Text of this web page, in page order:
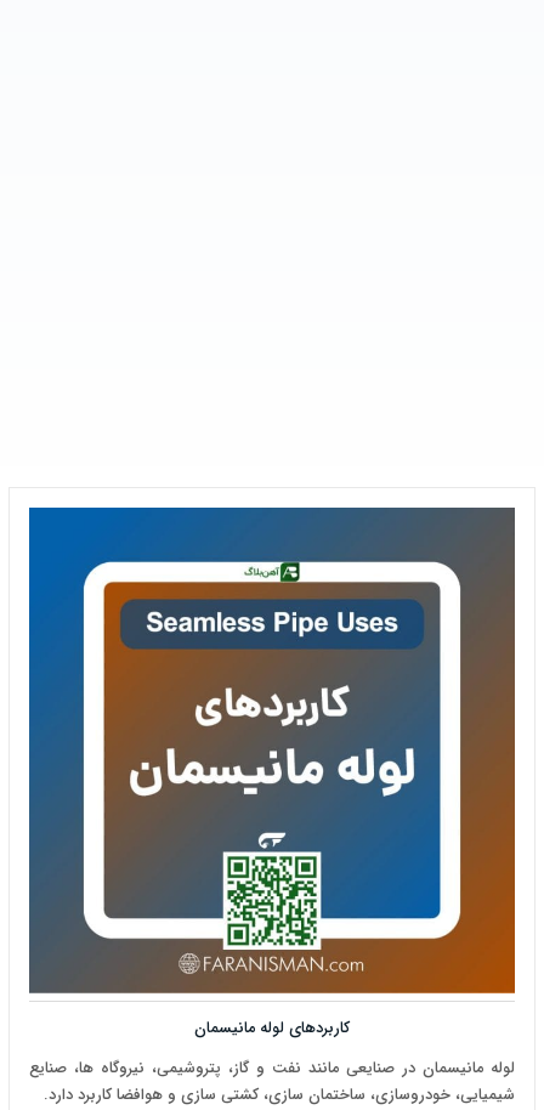
کاربردهای لوله مانیسمان
لوله مانیسمان در صنایعی مانند نفت و گاز، پتروشیمی، نیروگاه ها، صنایع
شیمیایی، خودروسازی، ساختمان سازی، کشتی سازی و هوافضا کاربرد دارد.